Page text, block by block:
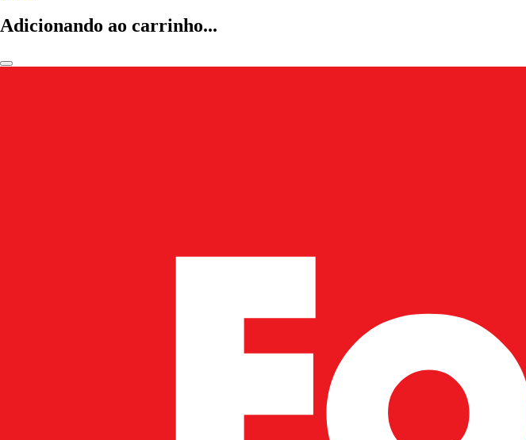
Adicionando ao carrinho...